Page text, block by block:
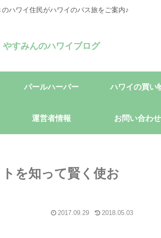
のハワイ住民がハワイのバス旅をご案内♪
やすみんのハワイブログ
パールハーバー ハワイの買い
運営者情報 お問い合わせ
を知って賢く使お
2017.09.29 2018.05.03